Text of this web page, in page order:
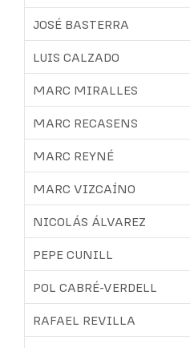
JOSÉ BASTERRA
LUIS CALZADO
MARC MIRALLES
MARC RECASENS
MARC REYNÉ
MARC VIZCAÍNO
NICOLÁS ÁLVAREZ
PEPE CUNILL
POL CABRÉ-VERDELL
RAFAEL REVILLA